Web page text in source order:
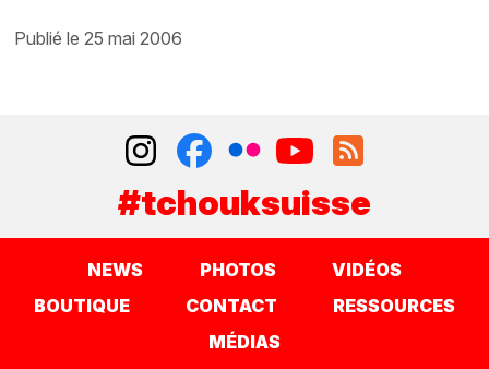
publié le 25 mai 2006
#tchouksuisse
NEWS PHOTOS
VIDÉOS
BOUTIQUE
CONTACT
RESSOURCES
MÉDIAS